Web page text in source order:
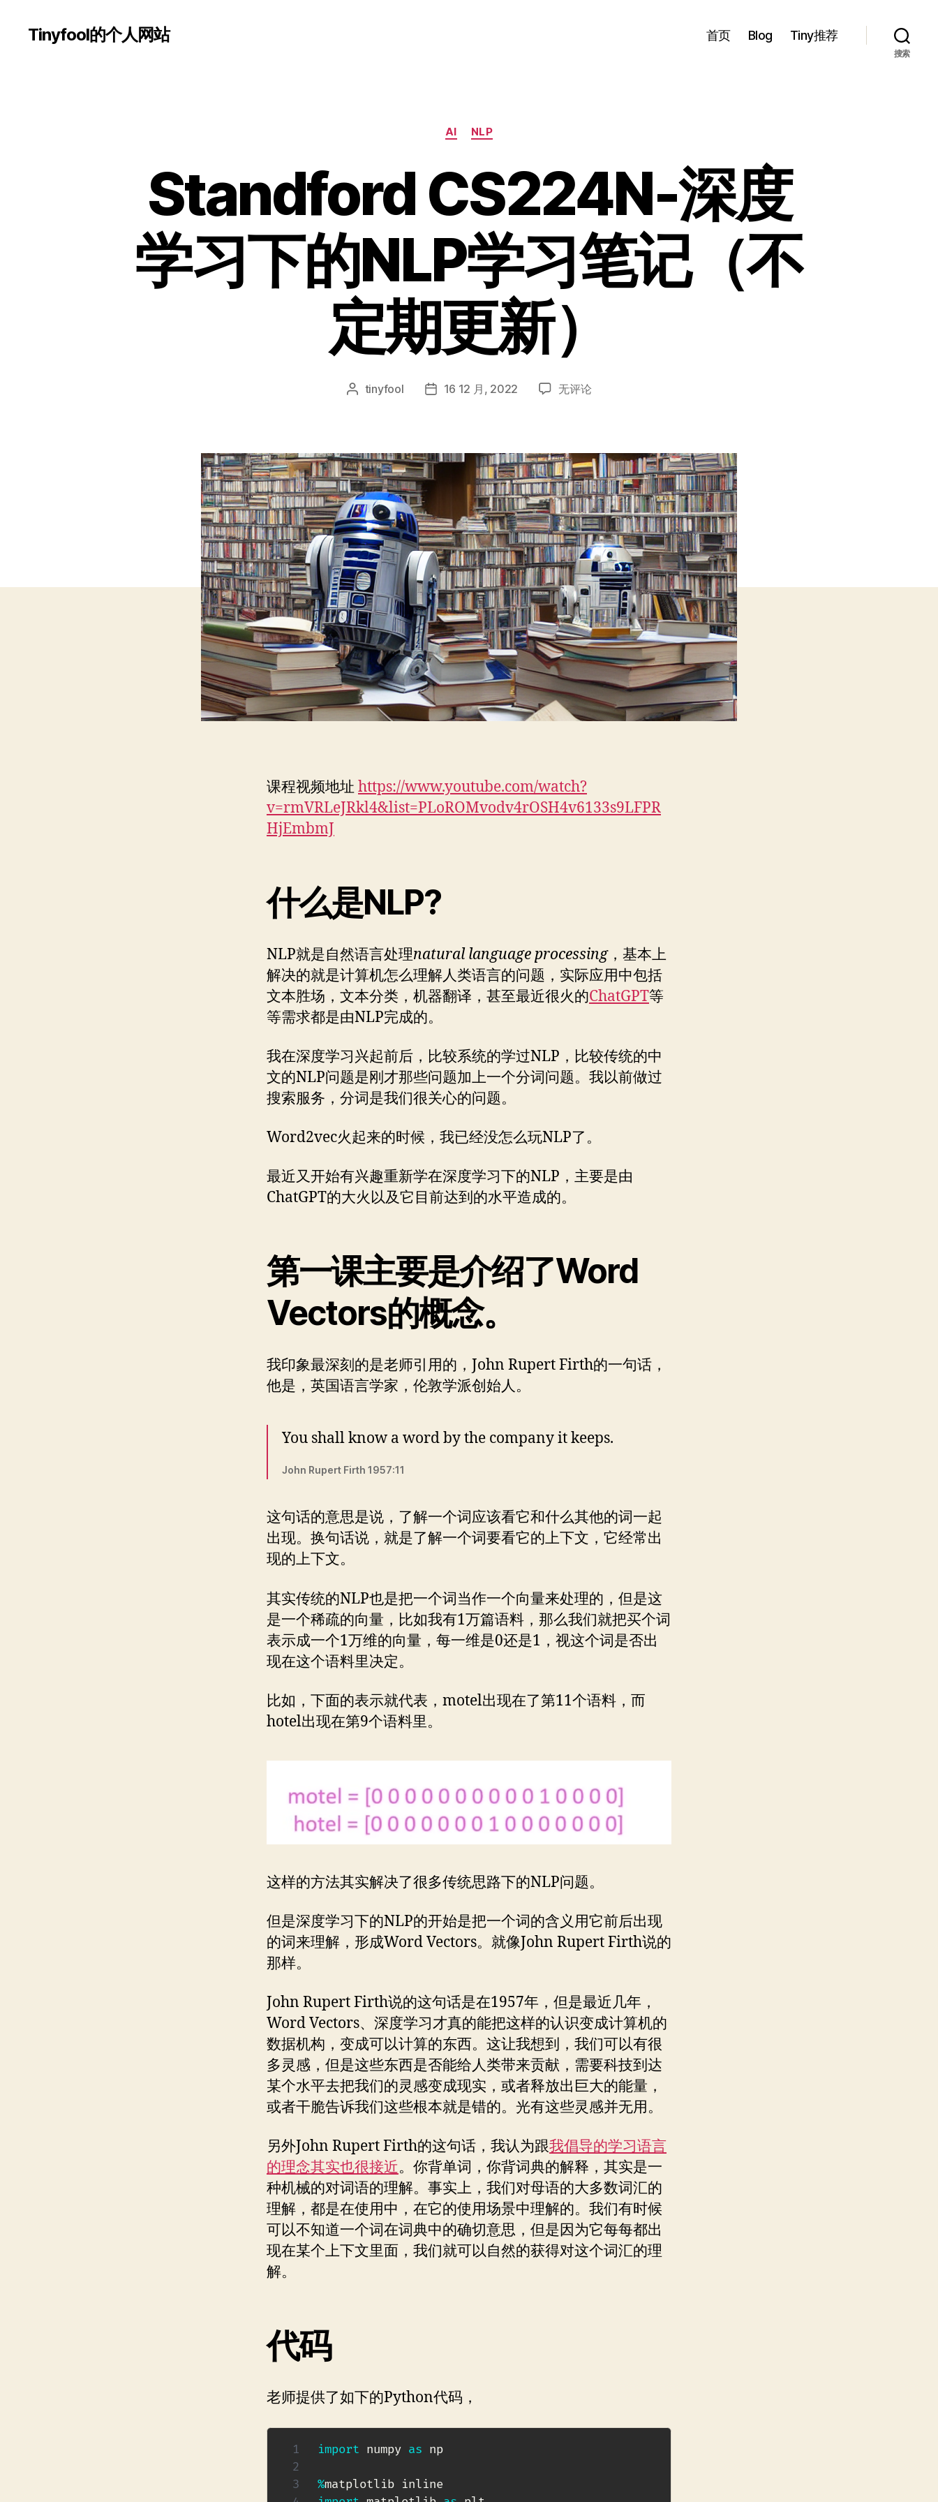
Tinyfool的个人网站 首页 Blog Tiny推荐
搜索
分
类
AI NLP
Standford CS224N-深度
学习下的NLP学习笔记（不
定期更新）
文 tinyfool
发 16 12 月, 2022
Standford
学
习
下
的
NLP
学
习
笔
记
（不
定
期
更
新）
无评论
课程视频地址https://www.youtube.com/watch?
v=rmVRLeJRkl4&list=PLoROMvodv4rOSH4v6133s9LFPR
HjEmbmJ
什么是NLP?
NLP就是自然语言处理natural language processing，基本上
解决的就是计算机怎么理解人类语言的问题，实际应用中包括
文本胜场，文本分类，机器翻译，甚至最近很火的ChatGPT等
等需求都是由NLP完成的。
我在深度学习兴起前后，比较系统的学过NLP，比较传统的中
文的NLP问题是刚才那些问题加上一个分词问题。我以前做过
搜索服务，分词是我们很关心的问题。
Word2vec火起来的时候，我已经没怎么玩NLP了。
最近又开始有兴趣重新学在深度学习下的NLP，主要是由
ChatGPT的大火以及它目前达到的水平造成的。
第一课主要是介绍了Word
Vectors的概念。
我印象最深刻的是老师引用的，John Rupert Firth的一句话，
他是，英国语言学家，伦敦学派创始人。
You shall know a word by the company it keeps.
John Rupert Firth 1957:11
这句话的意思是说，了解一个词应该看它和什么其他的词一起
出现。换句话说，就是了解一个词要看它的上下文，它经常出
现的上下文。
其实传统的NLP也是把一个词当作一个向量来处理的，但是这
是一个稀疏的向量，比如我有1万篇语料，那么我们就把买个词
表示成一个1万维的向量，每一维是0还是1，视这个词是否出
现在这个语料里决定。
比如，下面的表示就代表，motel出现在了第11个语料，而
hotel出现在第9个语料里。
这样的方法其实解决了很多传统思路下的NLP问题。
但是深度学习下的NLP的开始是把一个词的含义用它前后出现
的词来理解，形成Word Vectors。就像John Rupert Firth说的
那样。
John Rupert Firth说的这句话是在1957年，但是最近几年，
Word Vectors、深度学习才真的能把这样的认识变成计算机的
数据机构，变成可以计算的东西。这让我想到，我们可以有很
多灵感，但是这些东西是否能给人类带来贡献，需要科技到达
某个水平去把我们的灵感变成现实，或者释放出巨大的能量，
或者干脆告诉我们这些根本就是错的。光有这些灵感并无用。
另外John Rupert Firth的这句话，我认为跟我倡导的学习语言
的理念其实也很接近。你背单词，你背词典的解释，其实是一
种机械的对词语的理解。事实上，我们对母语的大多数词汇的
理解，都是在使用中，在它的使用场景中理解的。我们有时候
可以不知道一个词在词典中的确切意思，但是因为它每每都出
现在某个上下文里面，我们就可以自然的获得对这个词汇的理
解。
代码
老师提供了如下的Python代码，
import numpy as np
%